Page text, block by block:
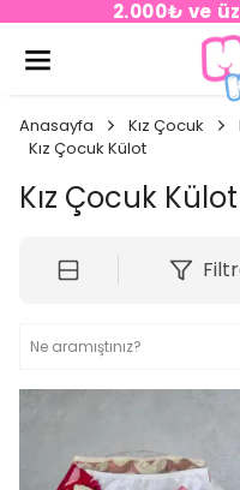
2.000₺ ve
Anasayfa Kız Çocuk
Kız Çocuk Külot
Kız Çocuk Külot